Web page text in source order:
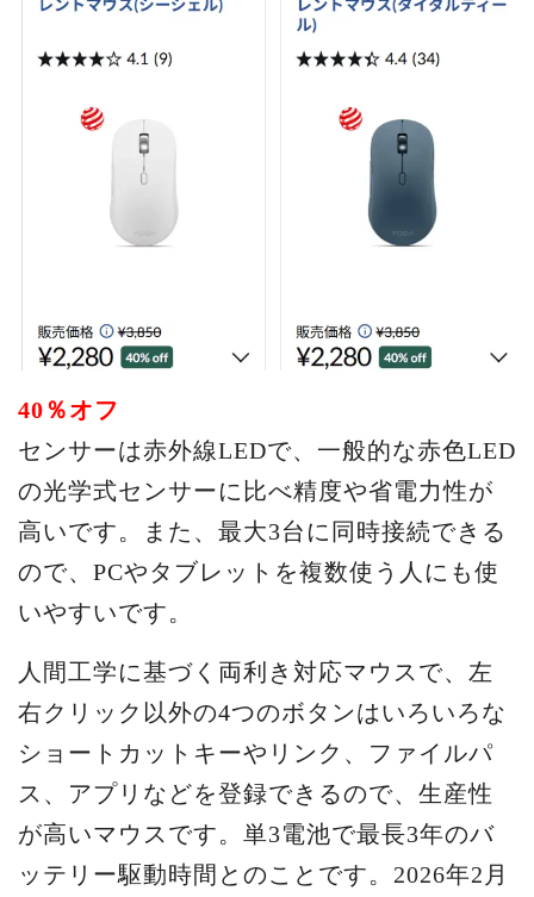
40％オフ
センサーは赤外線LEDで、一般的な赤色LED
の光学式センサーに比べ精度や省電力性が
高いです。また、最大3台に同時接続できる
ので、PCやタブレットを複数使う人にも使
いやすいです。
人間工学に基づく両利き対応マウスで、左
右クリック以外の4つのボタンはいろいろな
ショートカットキーやリンク、ファイルパ
ス、アプリなどを登録できるので、生産性
が高いマウスです。単3電池で最長3年のバ
ッテリー駆動時間とのことです。2026年2月